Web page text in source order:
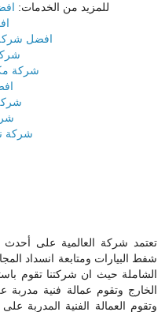
للمزيد من الخدمات:
افضل شركة
شركة
شركة
تعتمد شركة العالمية على
شفط البيارات ومتابعة انسداد
الشاملة حيث ان شركتنا تقوم
الخارج وتقوم عمالة فنية مدربة
وتقوم العمالة الفنية المدربة